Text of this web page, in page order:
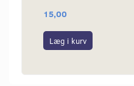
15,00
Læg i kurv